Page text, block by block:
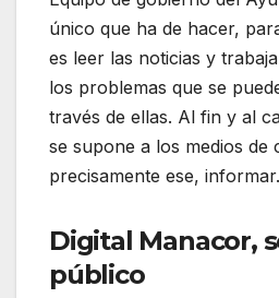
único que ha de hacer,
es leer las noticias y
los problemas que se
través de ellas. Al fin y al
se supone a los medios de
precisamente ese, informar.
Digital Manacor,
público